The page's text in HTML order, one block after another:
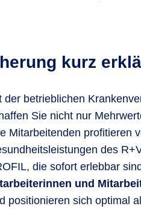
kurz
der betrieblichen
Sie nicht nur
Mitarbeitenden profitieren
des
die sofort erlebbar
und
positionieren sich optimal